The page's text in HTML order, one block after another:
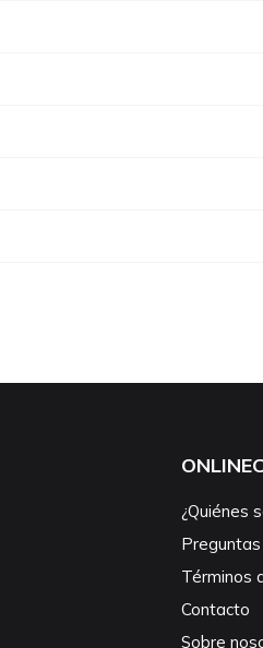
¿Quiénes
Términos
Contacto
Sobre